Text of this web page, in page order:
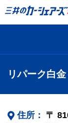
リパーク白
住所： 〒